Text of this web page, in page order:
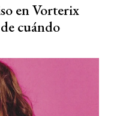
en Vorterix
cuándo